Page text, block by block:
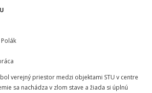
verejný priestor medzi objektami STU v centre
sa nachádza v zlom stave a žiada si úplnú